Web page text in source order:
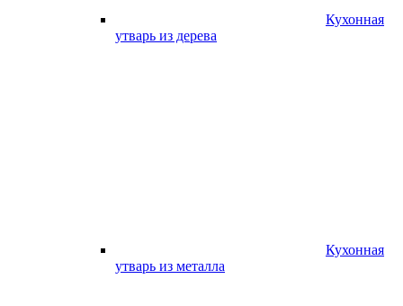
Кухонная
утварь из дерева
Кухонная
утварь из металла